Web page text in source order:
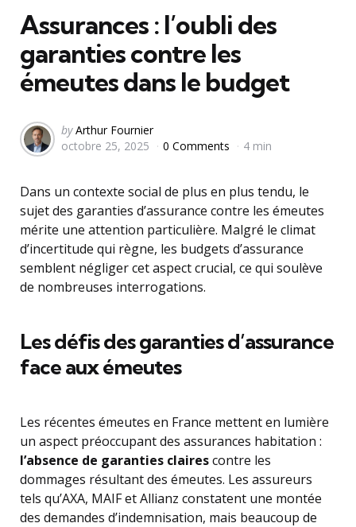
Assurances : l’oubli des
garanties contre les
émeutes dans le budget
Posted
by
by Arthur Fournier
octobre 25, 2025
0 Comments 4 min
Dans un contexte social de plus en plus tendu, le
sujet des garanties d’assurance contre les émeutes
mérite une attention particulière. Malgré le climat
d’incertitude qui règne, les budgets d’assurance
semblent négliger cet aspect crucial, ce qui soulève
de nombreuses interrogations.
Les défis des garanties d’assurance
face aux émeutes
Les récentes émeutes en France mettent en lumière
un aspect préoccupant des assurances habitation :
l’absence de garanties clairescontre les
dommages résultant des émeutes. Les assureurs
tels qu’AXA, MAIF et Allianz constatent une montée
des demandes d’indemnisation, mais beaucoup de